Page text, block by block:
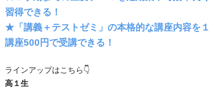
習得できる！
★「講義＋テストゼミ」の本格的な講座内容を１
講座500円で受講できる！
ラインアップはこちら👇
高１生